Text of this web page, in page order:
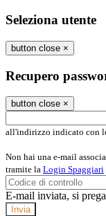
Seleziona utente
button close ×
Recupero
button close ×
all'indirizzo indicato con
Non hai una e-mail
tramite la Login Spaggiari
E-mail inviata, si